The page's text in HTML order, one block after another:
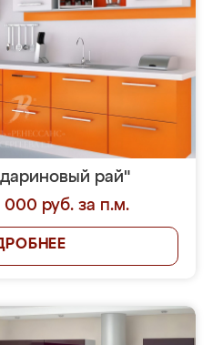
рай"
000 руб. за п.м.